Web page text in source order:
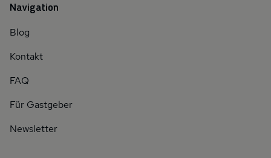
Navigation
Blog
Kontakt
FAQ
Für Gastgeber
Newsletter